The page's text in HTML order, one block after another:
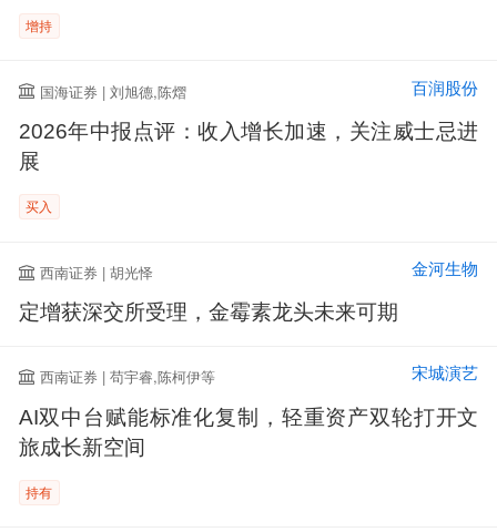
增持
国海证券 | 刘旭德,陈熠 百润股份
2026年中报点评：收入增长加速，关注威士忌进
展
买入
西南证券 | 胡光怿 金河生物
定增获深交所受理，金霉素龙头未来可期
西南证券 | 苟宇睿,陈柯伊等 宋城演艺
AI双中台赋能标准化复制，轻重资产双轮打开文
旅成长新空间
持有